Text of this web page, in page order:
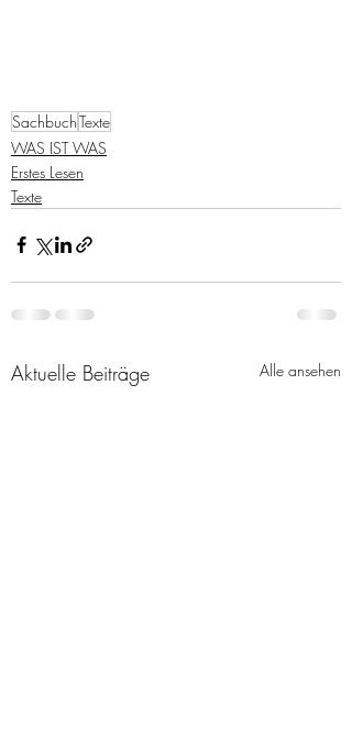
SachbuchTexte
WAS IST WAS
Erstes Lesen
Texte
Aktuelle Beiträge Alle ansehen